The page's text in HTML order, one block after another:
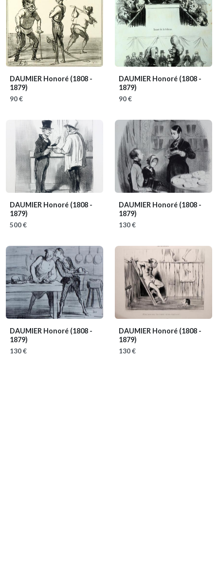
DAUMIER Honoré (1808 -
1879)
90 €
DAUMIER Honoré (1808 -
1879)
90 €
DAUMIER Honoré (1808 -
1879)
500 €
DAUMIER Honoré (1808 -
1879)
130 €
DAUMIER Honoré (1808 -
1879)
130 €
DAUMIER Honoré (1808 -
1879)
130 €